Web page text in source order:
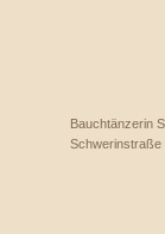
Bauchtänzerin
Schwerinstraße